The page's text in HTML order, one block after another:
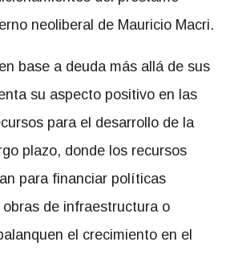
neoliberal de Mauricio Macri.
base a deuda más allá de sus
su aspecto positivo en las
para el desarrollo de la
plazo, donde los recursos
para financiar políticas
de infraestructura o
el crecimiento en el